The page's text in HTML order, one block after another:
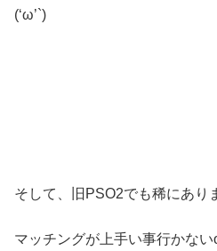
(‘ω’`)
そして、旧PSO2でも稀にあり
マッチングが上手い事行かな